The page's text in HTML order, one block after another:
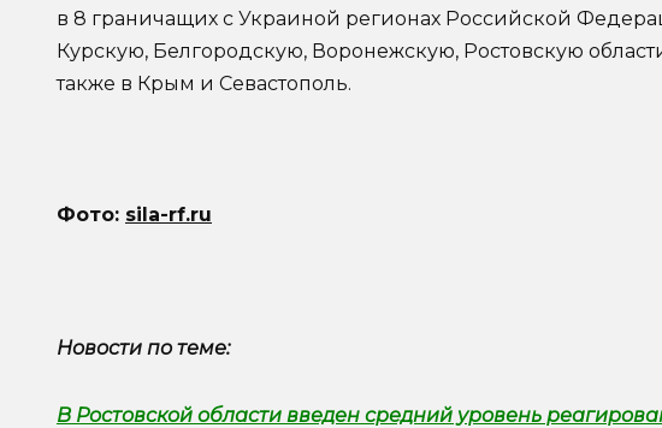
в 8 граничащих с Украиной регионах Российской
Курскую, Белгородскую, Воронежскую, Ростовскую
также в Крым и Севастополь.
Фото: sila-rf.ru
Новости по теме:
В Ростовской области введен средний уровень